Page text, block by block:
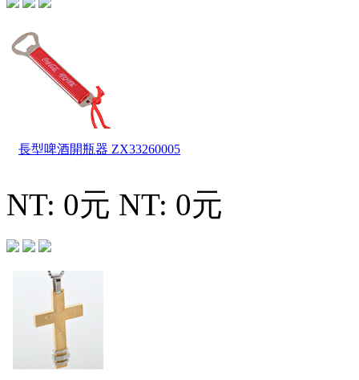
長型啤酒開瓶器 ZX33260005
NT: 0元 NT: 0元